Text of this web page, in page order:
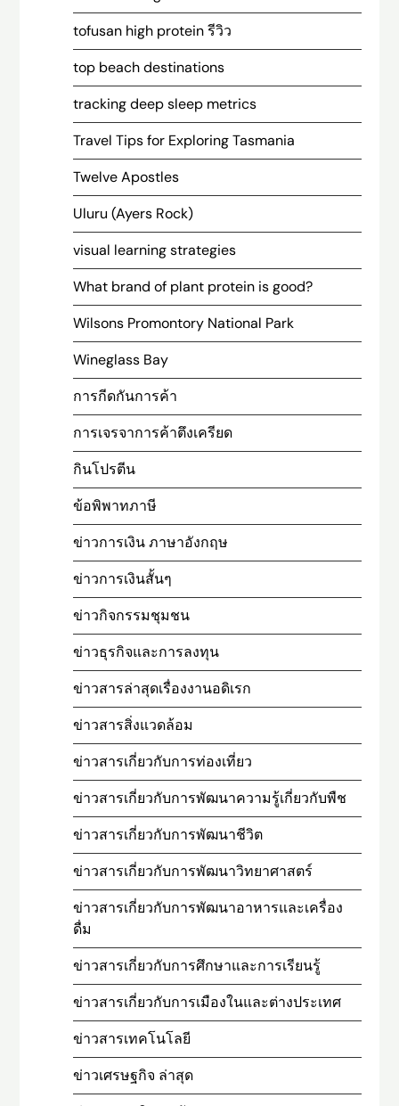
tofusan high protein รีวิว
top beach destinations
tracking deep sleep metrics
Travel Tips for Exploring Tasmania
Twelve Apostles
Uluru (Ayers Rock)
visual learning strategies
What brand of plant protein is good?
Wilsons Promontory National Park
Wineglass Bay
การกีดกันการค้า
การเจรจาการค้าตึงเครียด
กินโปรตีน
ข้อพิพาทภาษี
ข่าวการเงิน ภาษาอังกฤษ
ข่าวการเงินสั้นๆ
ข่าวกิจกรรมชุมชน
ข่าวธุรกิจและการลงทุน
ข่าวสารล่าสุดเรื่องงานอดิเรก
ข่าวสารสิ่งแวดล้อม
ข่าวสารเกี่ยวกับการท่องเที่ยว
ข่าวสารเกี่ยวกับการพัฒนาความรู้เกี่ยวกับพืช
ข่าวสารเกี่ยวกับการพัฒนาชีวิต
ข่าวสารเกี่ยวกับการพัฒนาวิทยาศาสตร์
ข่าวสารเกี่ยวกับการพัฒนาอาหารและเครื่อง
ดื่ม
ข่าวสารเกี่ยวกับการศึกษาและการเรียนรู้
ข่าวสารเกี่ยวกับการเมืองในและต่างประเทศ
ข่าวสารเทคโนโลยี
ข่าวเศรษฐกิจ ล่าสุด